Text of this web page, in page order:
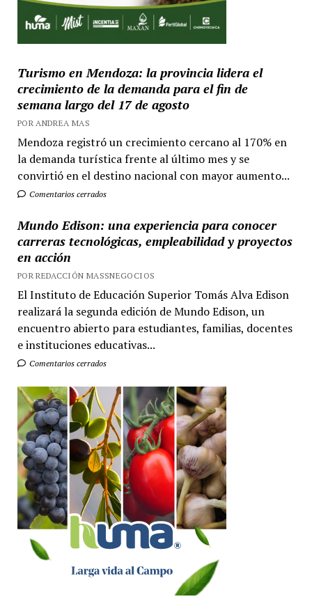
Turismo en Mendoza: la provincia lidera el
crecimiento de la demanda para el fin de
semana largo del 17 de agosto
POR ANDREA MAS
Mendoza registró un crecimiento cercano al 170% en
la demanda turística frente al último mes y se
convirtió en el destino nacional con mayor aumento...
Comentarios cerrados
Mundo Edison: una experiencia para conocer
carreras tecnológicas, empleabilidad y proyectos
en acción
POR REDACCIÓN MASSNEGOCIOS
El Instituto de Educación Superior Tomás Alva Edison
realizará la segunda edición de Mundo Edison, un
encuentro abierto para estudiantes, familias, docentes
e instituciones educativas...
Comentarios cerrados